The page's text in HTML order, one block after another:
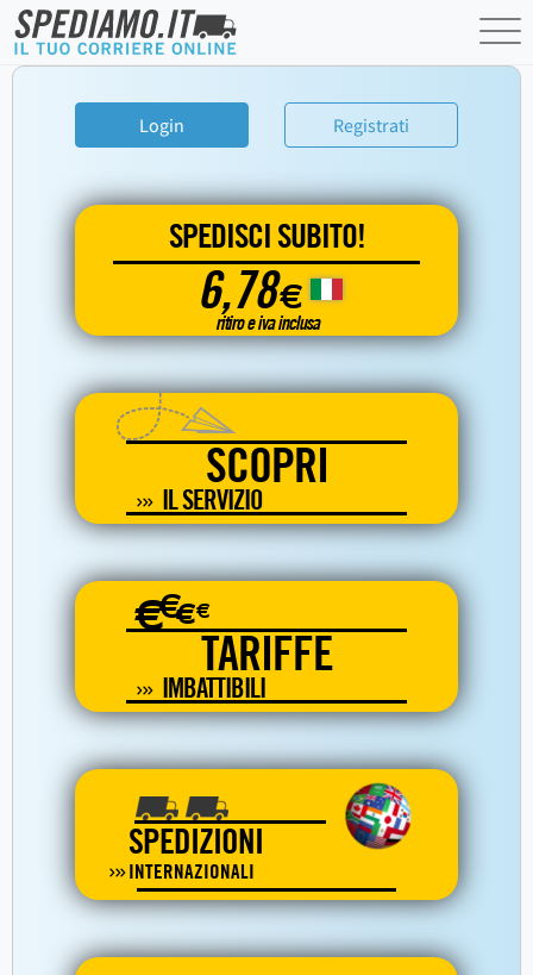
Login Registrati
SPEDISCI SUBITO!
6,78€
ritiro e iva inclusa
SCOPRI
IL SERVIZIO
€€€€
TARIFFE
IMBATTIBILI
SPEDIZIONI
INTERNAZIONALI